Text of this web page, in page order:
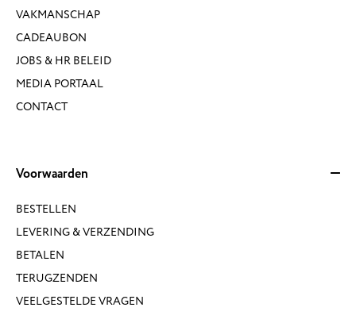
VAKMANSCHAP
CADEAUBON
JOBS & HR BELEID
MEDIA PORTAAL
CONTACT
Voorwaarden
BESTELLEN
LEVERING & VERZENDING
BETALEN
TERUGZENDEN
VEELGESTELDE VRAGEN